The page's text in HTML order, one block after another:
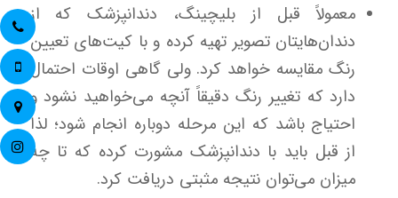
معمولاً قبل از بلیچینگ، دندانپزشک که از
دندان‌هایتان تصویر تهیه کرده و با کیت‌های تعیین
رنگ مقایسه خواهد کرد. ولی گاهی اوقات احتمال
دارد که تغییر رنگ دقیقاً آنچه می‌خواهید نشود و
احتیاج باشد که این مرحله دوباره انجام شود؛ لذا
از قبل باید با دندانپزشک مشورت کرده که تا چه
میزان می‌توان نتیجه مثبتی دریافت کرد.